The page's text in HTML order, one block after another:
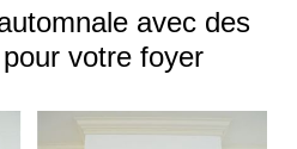
avec des
votre foyer